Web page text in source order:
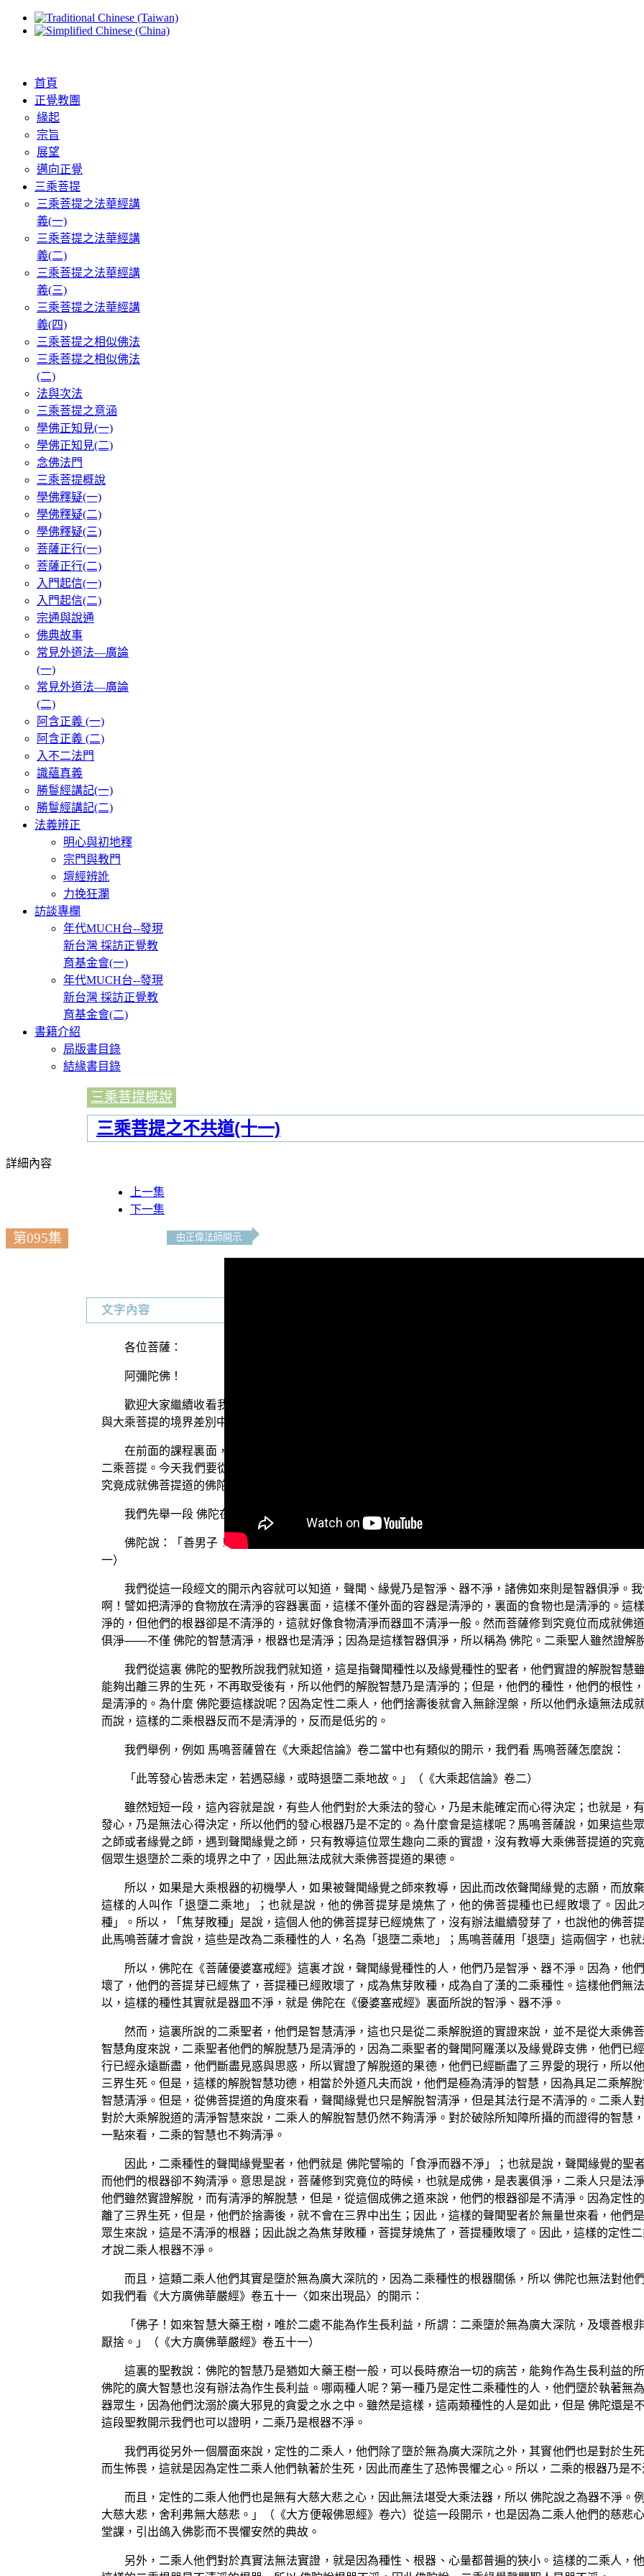
首頁
正覺教團
緣起
宗旨
展望
邁向正覺
三乘菩提
三乘菩提之法華經講
義(一)
三乘菩提之法華經講
義(二)
三乘菩提之法華經講
義(三)
三乘菩提之法華經講
義(四)
三乘菩提之相似佛法
三乘菩提之相似佛法
(二)
法與次法
三乘菩提之意涵
學佛正知見(一)
學佛正知見(二)
念佛法門
三乘菩提概說
學佛釋疑(一)
學佛釋疑(二)
學佛釋疑(三)
菩薩正行(一)
菩薩正行(二)
入門起信(一)
入門起信(二)
宗通與說通
佛典故事
常見外道法—廣論
(一)
常見外道法—廣論
(二)
阿含正義 (一)
阿含正義 (二)
入不二法門
識蘊真義
勝鬘經講記(一)
勝鬘經講記(二)
法義辨正
明心與初地釋
宗門與教門
壇經辨訛
力挽狂瀾
訪談專欄
年代MUCH台--發現
新台灣 採訪正覺教
育基金會(一)
年代MUCH台--發現
新台灣 採訪正覺教
育基金會(二)
書籍介紹
局版書目錄
結緣書目錄
三乘菩提概說
三乘菩提之不共道(十一)
詳細內容
上一集
下一集
第095集 由正偉法師開示
文字內容
各位菩薩：
阿彌陀佛！
歡迎大家繼續收看我們「三乘菩提概說」的節目。我們今天將要繼續進行今天所要說的內容，今天我
與大乘菩提的境界差別中智淨的不同。
在前面的課程裏面，我們已經說明了，二乘菩提與大乘菩提之境界差別中斷疑的不同，對於多聞、思
二乘菩提。今天我們要從第三個部分，也就是智器清淨之不同來說明。這也就是說，實證二乘菩提的二乘
究竟成就佛菩提道的佛陀世尊，對於智器是否清淨，這當中是有許多的差異，而且是很大的差異。
我們先舉一段 佛陀在《菩薩優婆塞戒經》卷一當中所開示的內容來說明。
佛陀說：「善男子！譬如淨物置之淨器，表裏俱淨。聲聞緣覺智雖清淨而器不淨。如來不爾，智器
一）
我們從這一段經文的開示內容就可以知道，聲聞、緣覺乃是智淨、器不淨，諸佛如來則是智器俱淨。
啊！譬如把清淨的食物放在清淨的容器裏面，這樣不僅外面的容器是清淨的，裏面的食物也是清淨的。這
淨的，但他們的根器卻是不清淨的，這就好像食物清淨而器皿不清淨一般。然而菩薩修到究竟位而成就佛
俱淨——不僅 佛陀的智慧清淨，根器也是清淨；因為是這樣智器俱淨，所以稱為 佛陀。二乘聖人雖然證解
我們從這裏 佛陀的聖教所說我們就知道，這是指聲聞種性以及緣覺種性的聖者，他們實證的解脫智慧
能夠出離三界的生死，不再取受後有，所以他們的解脫智慧乃是清淨的；但是，他們的種性，他們的根性
是清淨的。為什麼 佛陀要這樣說呢？因為定性二乘人，他們捨壽後就會入無餘涅槃，所以他們永遠無法成
而說，這樣的二乘根器反而不是清淨的，反而是低劣的。
我們舉例，例如 馬鳴菩薩曾在《大乘起信論》卷二當中也有類似的開示，我們看 馬鳴菩薩怎麼說：
「此等發心皆悉未定，若遇惡緣，或時退墮二乘地故。」（《大乘起信論》卷二）
雖然短短一段，這內容就是說，有些人他們對於大乘法的發心，乃是未能確定而心得決定；也就是，
發心，乃是無法心得決定，所以他們的發心根器乃是不定的。為什麼會是這樣呢？馬鳴菩薩說，如果這些
之師或者緣覺之師，遇到聲聞緣覺之師，只有教導這位眾生趣向二乘的實證，沒有教導大乘佛菩提道的究
個眾生退墮於二乘的境界之中了，因此無法成就大乘佛菩提道的果德。
所以，如果是大乘根器的初機學人，如果被聲聞緣覺之師來教導，因此而改依聲聞緣覺的志願，而放
這樣的人叫作「退墮二乘地」；也就是說，他的佛菩提芽是燒焦了，他的佛菩提種也已經敗壞了。因
種」。所以，「焦芽敗種」是說，這個人他的佛菩提芽已經燒焦了，沒有辦法繼續發芽了，也說他的佛菩
此馬鳴菩薩才會說，這些是改為二乘種性的人，名為「退墮二乘地」；馬鳴菩薩用「退墮」這兩個字，也
所以，佛陀在《菩薩優婆塞戒經》這裏才說，聲聞緣覺種性的人，他們乃是智淨、器不淨。因為，他
壞了，他們的菩提芽已經焦了，菩提種已經敗壞了，成為焦芽敗種，成為自了漢的二乘種性。這樣他們無
以，這樣的種性其實就是器皿不淨，就是 佛陀在《優婆塞戒經》裏面所說的智淨、器不淨。
然而，這裏所說的二乘聖者，他們是智慧清淨，這也只是從二乘解脫道的實證來說，並不是從大乘佛
智慧角度來說，二乘聖者他們的解脫慧乃是清淨的，因為二乘聖者的聲聞阿羅漢以及緣覺辟支佛，他們已
行已經永遠斷盡，他們斷盡見惑與思惑，所以實證了解脫道的果德，他們已經斷盡了三界愛的現行，所以
三界生死。但是，這樣的解脫智慧功德，相當於外道凡夫而說，他們是極為清淨的智慧，因為具足二乘解
智慧清淨。但是，從佛菩提道的角度來看，聲聞緣覺也只是解脫智清淨，但是其法行是不清淨的。二乘人
對於大乘解脫道的清淨智慧來說，二乘人的解脫智慧仍然不夠清淨。對於破除所知障所攝的而證得的智慧
一點來看，二乘的智慧也不夠清淨。
因此，二乘種性的聲聞緣覺聖者，他們就是 佛陀譬喻的「食淨而器不淨」；也就是說，聲聞緣覺的聖
而他們的根器卻不夠清淨。意思是說，菩薩修到究竟位的時候，也就是成佛，是表裏俱淨，二乘人只是法
他們雖然實證解脫，而有清淨的解脫慧，但是，從這個成佛之道來說，他們的根器卻是不清淨。因為定性
離了三界生死，但是，他們於捨壽後，就不會在三界中出生；因此，這樣的聲聞聖者於無量世來看，他們
眾生來說，這是不清淨的根器；因此說之為焦芽敗種，菩提芽燒焦了，菩提種敗壞了。因此，這樣的定性
才說二乘人根器不淨。
而且，這類二乘人他們其實是墮於無為廣大深阬的，因為二乘種性的根器關係，所以 佛陀也無法對他
如我們看《大方廣佛華嚴經》卷五十一〈如來出現品〉的開示：
「佛子！如來智慧大藥王樹，唯於二處不能為作生長利益，所謂：二乘墮於無為廣大深阬，及壞善根
厭捨。」（《大方廣佛華嚴經》卷五十一）
這裏的聖教說：佛陀的智慧乃是猶如大藥王樹一般，可以長時療治一切的病苦，能夠作為生長利益的
佛陀的廣大智慧也沒有辦法為作生長利益。哪兩種人呢？第一種乃是定性二乘種性的人，他們墮於執著無
器眾生，因為他們沈溺於廣大邪見的貪愛之水之中。雖然是這樣，這兩類種性的人是如此，但是 佛陀還是
這段聖教開示我們也可以證明，二乘乃是根器不淨。
我們再從另外一個層面來說，定性的二乘人，他們除了墮於無為廣大深阬之外，其實他們也是對於生
而生怖畏，這就是因為定性二乘人他們執著於生死，因此而產生了恐怖畏懼之心。所以，二乘的根器乃是
而且，定性的二乘人他們也是無有大慈大悲之心，因此無法堪受大乘法器，所以 佛陀說之為器不淨。
大慈大悲，舍利弗無大慈悲。」（《大方便報佛恩經》卷六）從這一段開示，也是因為二乘人他們的慈悲
堂課，引出鴿入佛影而不畏懼安然的典故。
另外，二乘人他們對於真實法無法實證，就是因為種性、根器、心量都普遍的狹小。這樣的二乘人，